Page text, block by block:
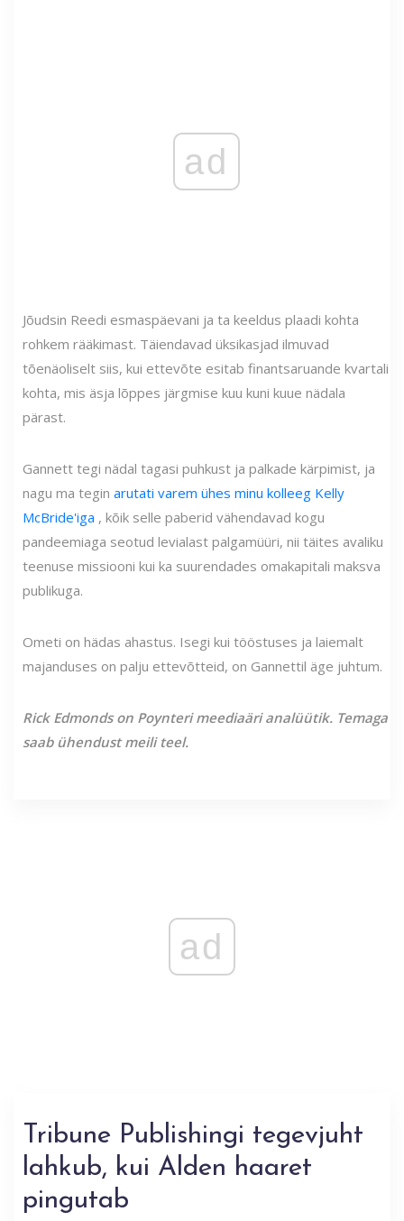
ad
Jõudsin Reedi esmaspäevani ja ta keeldus plaadi kohta
rohkem rääkimast. Täiendavad üksikasjad ilmuvad
tõenäoliselt siis, kui ettevõte esitab finantsaruande kvartali
kohta, mis äsja lõppes järgmise kuu kuni kuue nädala
pärast.
Gannett tegi nädal tagasi puhkust ja palkade kärpimist, ja
nagu ma tegin arutati varem ühes minu kolleeg Kelly
McBride'iga , kõik selle paberid vähendavad kogu
pandeemiaga seotud levialast palgamüüri, nii täites avaliku
teenuse missiooni kui ka suurendades omakapitali maksva
publikuga.
Ometi on hädas ahastus. Isegi kui tööstuses ja laiemalt
majanduses on palju ettevõtteid, on Gannettil äge juhtum.
Rick Edmonds on Poynteri meediaäri analüütik. Temaga
saab ühendust meili teel.
ad
Tribune Publishingi tegevjuht
lahkub, kui Alden haaret
pingutab